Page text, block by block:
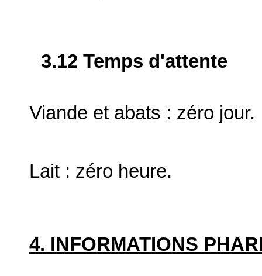
3.12 Temps d'attente
Viande et abats : zéro jour.
Lait : zéro heure.
4. INFORMATIONS